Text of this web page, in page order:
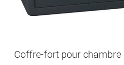
Coffre-fort pour chambre